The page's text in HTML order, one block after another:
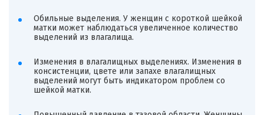
Обильные выделения. У женщин с короткой шейкой
матки может наблюдаться увеличенное количество
выделений из влагалища.
Изменения в влагалищных выделениях. Изменения в
консистенции, цвете или запахе влагалищных
выделений могут быть индикатором проблем со
шейкой матки.